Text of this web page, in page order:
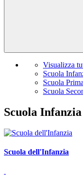
Visualizza
Scuola
Scuola
Scuola
Scuola Infanzia
Scuola dell'Infanzia